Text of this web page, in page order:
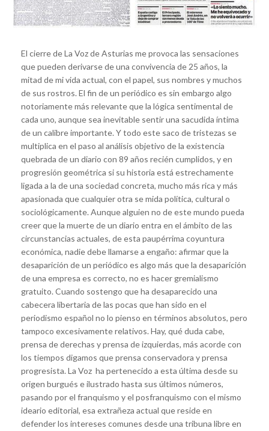
El cierre de La Voz de Asturias me provoca las sensaciones
que pueden derivarse de una convivencia de 25 años, la
mitad de mi vida actual, con el papel, sus nombres y muchos
de sus rostros. El fin de un periódico es sin embargo algo
notoriamente más relevante que la lógica sentimental de
cada uno, aunque sea inevitable sentir una sacudida íntima
de un calibre importante. Y todo este saco de tristezas se
multiplica en el paso al análisis objetivo de la existencia
quebrada de un diario con 89 años recién cumplidos, y en
progresión geométrica si su historia está estrechamente
ligada a la de una sociedad concreta, mucho más rica y más
apasionada que cualquier otra se mida política, cultural o
sociológicamente. Aunque alguien no de este mundo pueda
creer que la muerte de un diario entra en el ámbito de las
circunstancias actuales, de esta paupérrima coyuntura
económica, nadie debe llamarse a engaño: afirmar que la
desaparición de un periódico es algo más que la desaparición
de una empresa es correcto, no es hacer gremialismo
gratuito. Cuando sostengo que ha desaparecido una
cabecera libertaria de las pocas que han sido en el
periodismo español no lo pienso en términos absolutos, pero
tampoco excesivamente relativos. Hay, qué duda cabe,
prensa de derechas y prensa de izquierdas, más acorde con
los tiempos digamos que prensa conservadora y prensa
progresista. La Voz ha pertenecido a esta última desde su
origen burgués e ilustrado hasta sus últimos números,
pasando por el franquismo y el posfranquismo con el mismo
ideario editorial, esa extrañeza actual que reside en
defender los intereses comunes desde una tribuna libre en